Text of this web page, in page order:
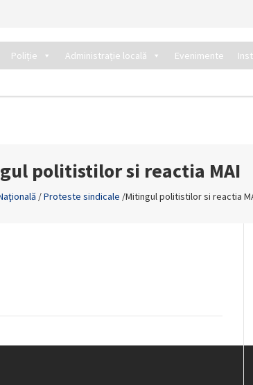
Poliție Administrație locală Evenimente
politistilor si reactia MAI
/Proteste sindicale /Mitingul politistilor si reactia